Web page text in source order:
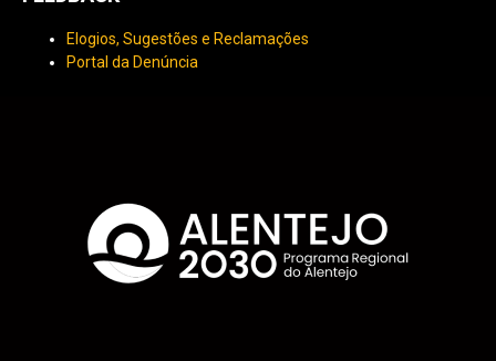
Elogios, Sugestões e Reclamações
Portal da Denúncia